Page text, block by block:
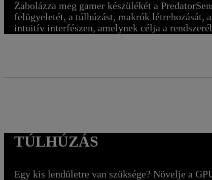
Zabolázza meg gamer készülékét a
felügyeletét, a túlhúzást, makrók létrehozását,
intuitív interfészen, amelynek célja a
TÚLHÚZÁS
Egy kis lendületre van szüksége? Növelje a